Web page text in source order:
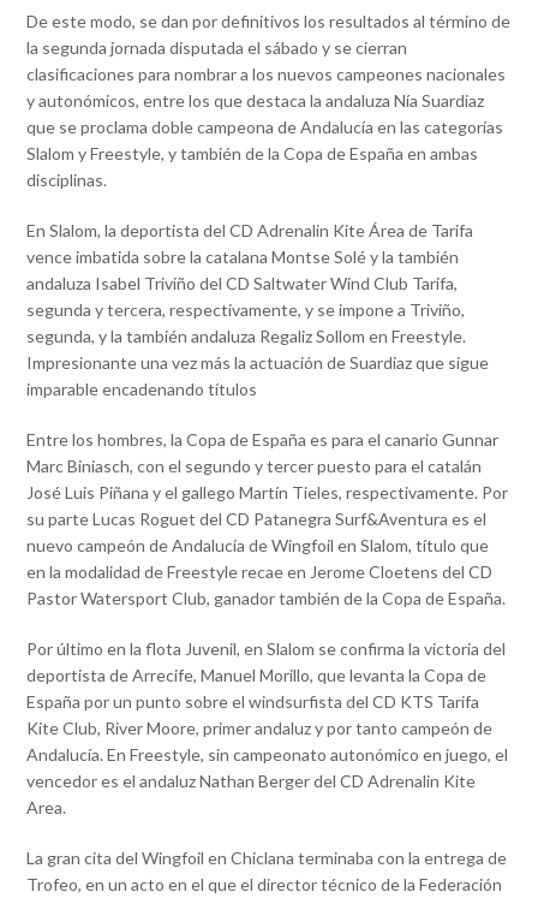
De este modo, se dan por definitivos los resultados al término de
la segunda jornada disputada el sábado y se cierran
clasificaciones para nombrar a los nuevos campeones nacionales
y autonómicos, entre los que destaca la andaluza Nía Suardiaz
que se proclama doble campeona de Andalucía en las categorías
Slalom y Freestyle, y también de la Copa de España en ambas
disciplinas.
En Slalom, la deportista del CD Adrenalin Kite Área de Tarifa
vence imbatida sobre la catalana Montse Solé y la también
andaluza Isabel Triviño del CD Saltwater Wind Club Tarifa,
segunda y tercera, respectivamente, y se impone a Triviño,
segunda, y la también andaluza Regaliz Sollom en Freestyle.
Impresionante una vez más la actuación de Suardiaz que sigue
imparable encadenando títulos
Entre los hombres, la Copa de España es para el canario Gunnar
Marc Biniasch, con el segundo y tercer puesto para el catalán
José Luis Piñana y el gallego Martín Tieles, respectivamente. Por
su parte Lucas Roguet del CD Patanegra Surf&Aventura es el
nuevo campeón de Andalucía de Wingfoil en Slalom, título que
en la modalidad de Freestyle recae en Jerome Cloetens del CD
Pastor Watersport Club, ganador también de la Copa de España.
Por último en la flota Juvenil, en Slalom se confirma la victoria del
deportista de Arrecife, Manuel Morillo, que levanta la Copa de
España por un punto sobre el windsurfista del CD KTS Tarifa
Kite Club, River Moore, primer andaluz y por tanto campeón de
Andalucía. En Freestyle, sin campeonato autonómico en juego, el
vencedor es el andaluz Nathan Berger del CD Adrenalin Kite
Area.
La gran cita del Wingfoil en Chiclana terminaba con la entrega de
Trofeo, en un acto en el que el director técnico de la Federación